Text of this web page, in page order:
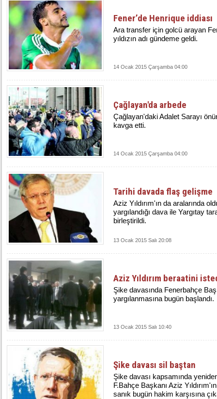
Fener’de Henrique iddiası
Ara transfer için golcü arayan
yıldızın adı gündeme geldi.
14 Ocak 2015 Çarşamba 04:00
Çağlayan'da arbede
​Çağlayan'daki Adalet Sarayı
kavga etti.
14 Ocak 2015 Çarşamba 04:00
Tarihi davada flaş gelişme
Aziz Yıldırım'ın da aralarında
yargılandığı dava ile Yargıtay
birleştirildi.
13 Ocak 2015 Salı 20:08
Aziz Yıldırım beraatini
Şike davasında Fenerbahçe
yargılanmasına bugün başlandı.
13 Ocak 2015 Salı 10:40
Şike davası sil baştan
Şike davası kapsamında
F.Bahçe Başkanı Aziz
sanık bugün hakim karşısına